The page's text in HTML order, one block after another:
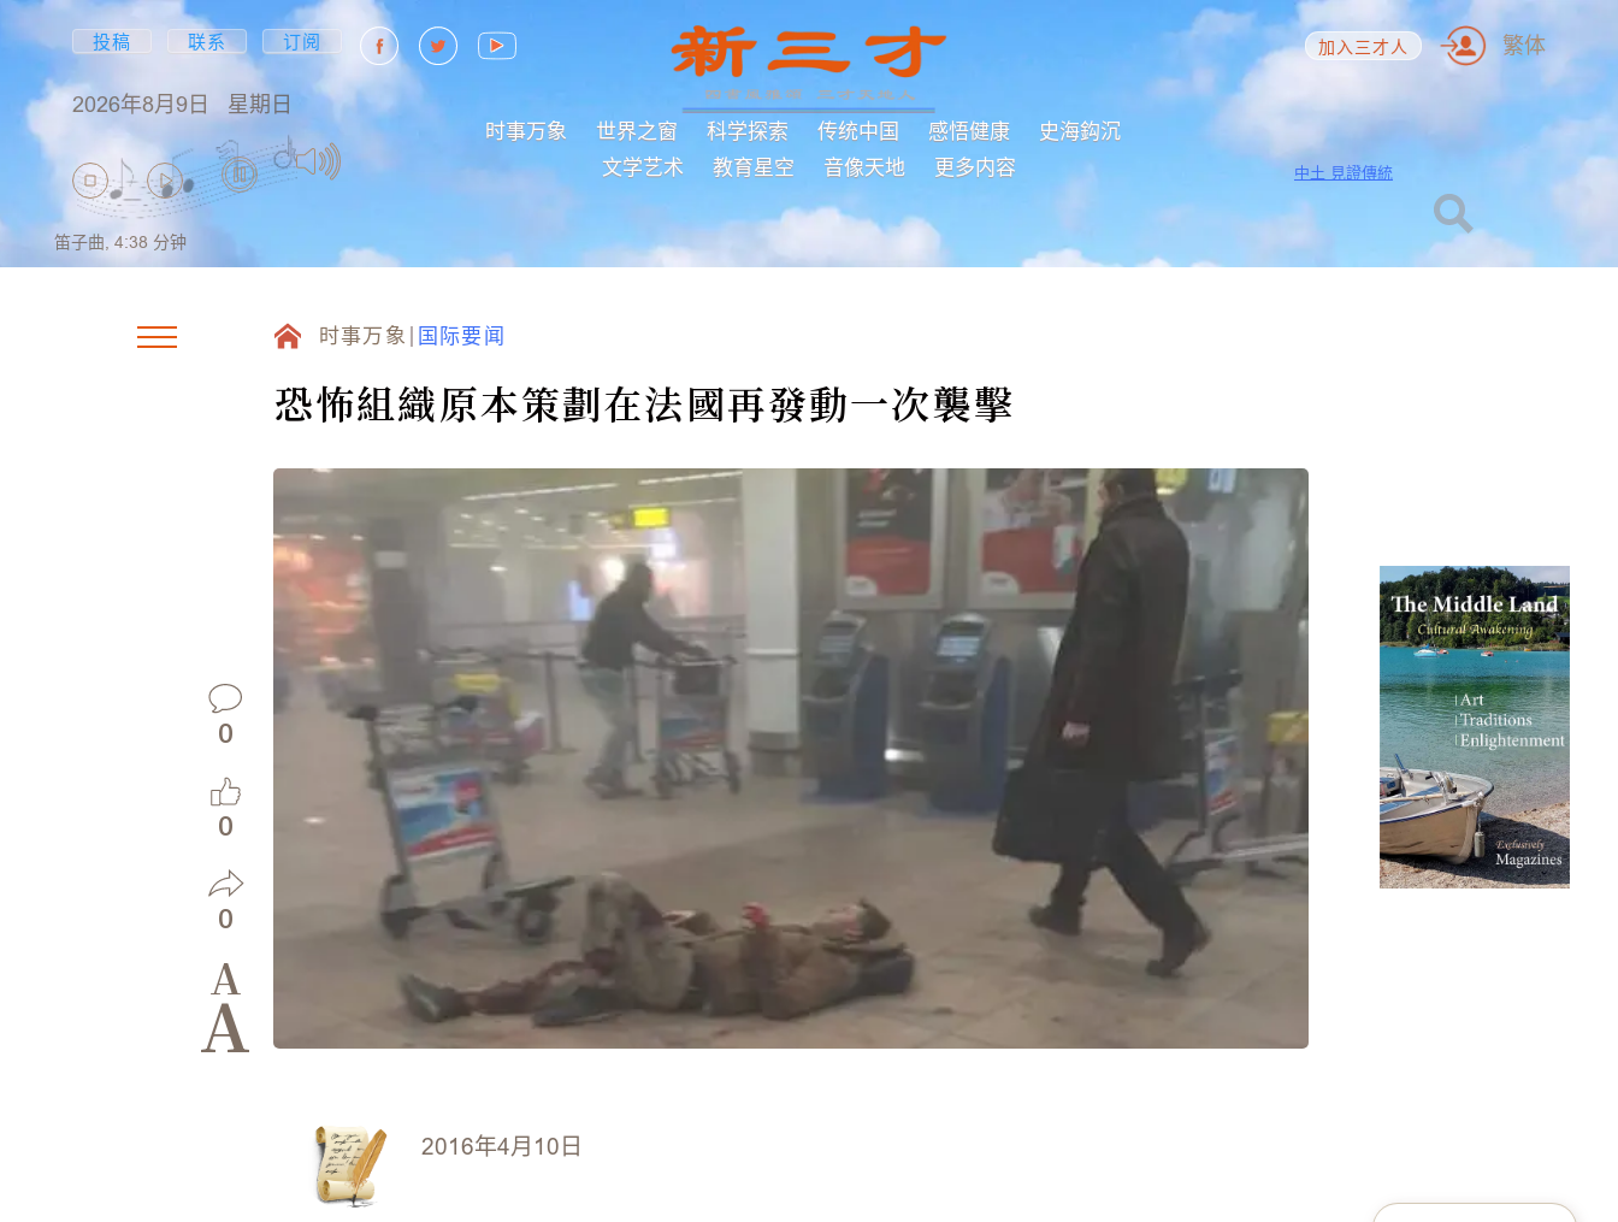
投稿 联系 订阅
2026年8月9日 星期日
时事万象 世界之窗 科学探索 传统中国 感悟健康
史海鈎沉
文学艺术
教育星空 音像天地 更多内容
加入三才人 繁体
中土 見證傳統
笛子曲, 4:38 分钟
时事万象 国际要闻
恐怖組織原本策劃在法國再發動一次襲擊
0
0
0
A
A
2016年4月10日